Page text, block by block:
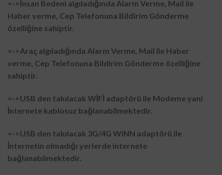
<->İnsan Bedeni algıladığında Alarm Verme, Mail ile
Haber verme, Cep Telefonuna Bildirim Gönderme
özelliğine sahiptir.
<->Araç algıladığında Alarm Verme, Mail ile Haber
verme, Cep Telefonuna Bildirim Gönderme özelliğine
sahiptir.
<->USB den takılacak WİFİ adaptörü ile Modeme yani
İnternete kablosuz bağlanabilmektedir.
<->USB den takılacak 3G/4G WINN adaptörü ile
İnternetin olmadığı yerlerde internete
bağlanabilmektedir.